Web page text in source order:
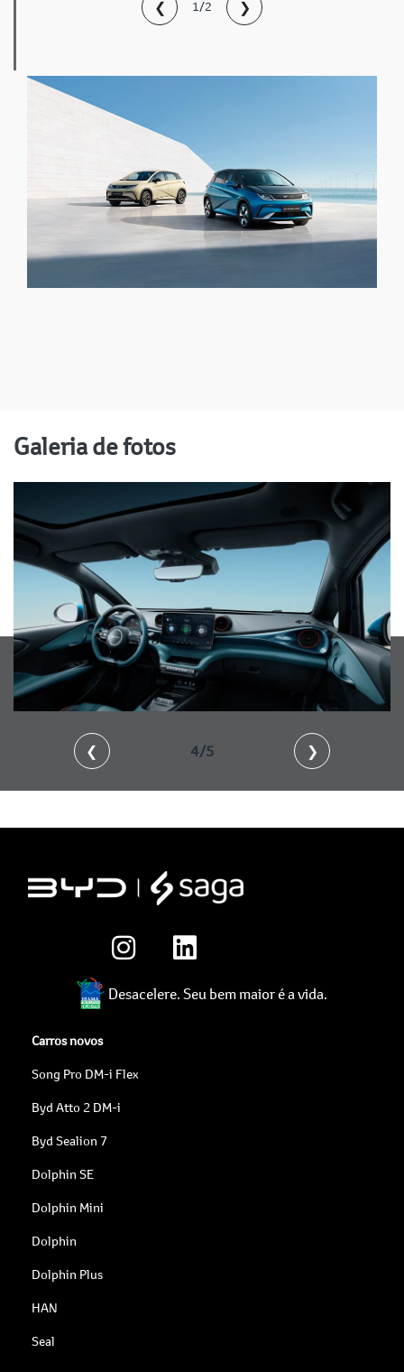
❮ 1/2 ❯
Galeria de fotos
❮ 4/5 ❯
Desacelere. Seu bem maior é a vida.
Carros novos
Song Pro DM-i Flex
Byd Atto 2 DM-i
Byd Sealion 7
Dolphin SE
Dolphin Mini
Dolphin
Dolphin Plus
HAN
Seal